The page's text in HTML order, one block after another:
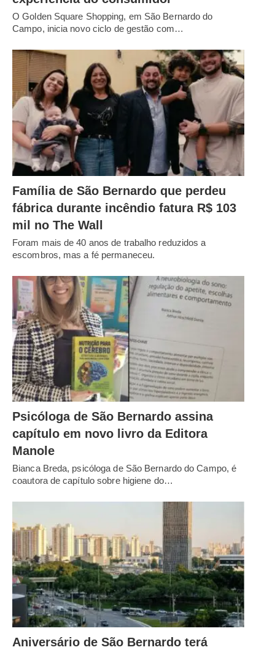
O Golden Square Shopping, em São Bernardo do
Campo, inicia novo ciclo de gestão com…
Família de São Bernardo que perdeu
fábrica durante incêndio fatura R$ 103
mil no The Wall
Foram mais de 40 anos de trabalho reduzidos a
escombros, mas a fé permaneceu.
Psicóloga de São Bernardo assina
capítulo em novo livro da Editora
Manole
Bianca Breda, psicóloga de São Bernardo do Campo, é
coautora de capítulo sobre higiene do…
Aniversário de São Bernardo terá